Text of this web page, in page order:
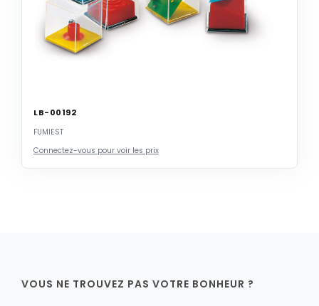
LB-00192
FUMIEST
Connectez-vous pour voir les prix
VOUS NE TROUVEZ PAS VOTRE BONHEUR ?